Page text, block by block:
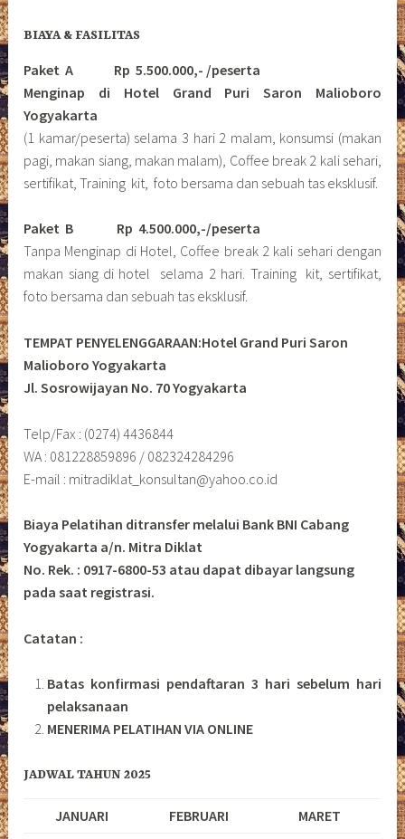
BIAYA & FASILITAS
Paket A Rp 5.500.000,- /peserta
Menginap di Hotel Grand Puri Saron Malioboro
Yogyakarta
(1 kamar/peserta) selama 3 hari 2 malam, konsumsi (makan
pagi, makan siang, makan malam), Coffee break 2 kali sehari,
sertifikat, Training kit, foto bersama dan sebuah tas eksklusif.
Paket B
Rp 4.500.000,-/peserta
Tanpa Menginap di Hotel, Coffee break 2 kali sehari dengan
makan siang di hotel selama 2 hari. Training kit, sertifikat,
foto bersama dan sebuah tas eksklusif.
TEMPAT PENYELENGGARAAN:Hotel Grand Puri Saron
Malioboro Yogyakarta
Jl. Sosrowijayan No. 70 Yogyakarta
Telp/Fax : (0274) 4436844
WA : 081228859896 / 082324284296
E-mail : mitradiklat_konsultan@yahoo.co.id
Biaya Pelatihan ditransfer melalui Bank BNI Cabang
Yogyakarta a/n. Mitra Diklat
No. Rek. : 0917-6800-53 atau dapat dibayar langsung
pada saat registrasi.
Catatan :
Batas konfirmasi pendaftaran 3 hari sebelum hari
pelaksanaan
MENERIMA PELATIHAN VIA ONLINE
JADWAL TAHUN 2025
JANUARI FEBRUARI
MARET